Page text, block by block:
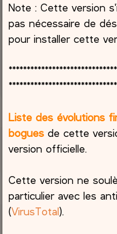
Note : Cette version
pas nécessaire de
pour installer cette
Liste des évolutions
bogues de cette
version officielle.
Cette version ne
particulier avec les
(VirusTotal).